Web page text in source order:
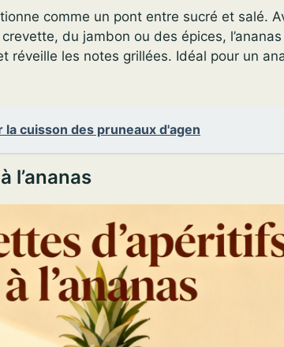
comme un pont entre sucré et salé.
du jambon ou des épices,
réveille les notes grillées. Idéal pour un
la cuisson des pruneaux d'agen
l’ananas